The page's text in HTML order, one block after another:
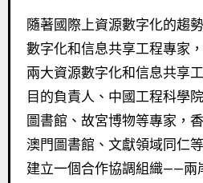
隨著國際上資源數字化的趨
數字化和信息共享工程專家
兩大資源數字化和信息共享
目的負責人、中國工程科學
圖書館、故宮博物等專家，
澳門圖書館、文獻領域同仁
建立一個合作協調組織——兩